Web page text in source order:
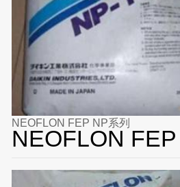
NEOFLON FEP NP系列
NEOFLON FEP